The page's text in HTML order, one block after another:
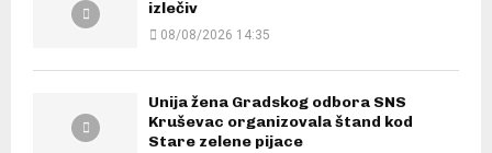
izlečiv
08/08/2026 14:35
Unija žena Gradskog odbora SNS
Kruševac organizovala štand kod
Stare zelene pijace